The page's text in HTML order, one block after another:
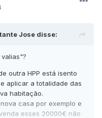
Jose disse:
outra HPP está isento
aplicar a totalidade das
habitação.
casa por exemplo e
esses 20000€ não